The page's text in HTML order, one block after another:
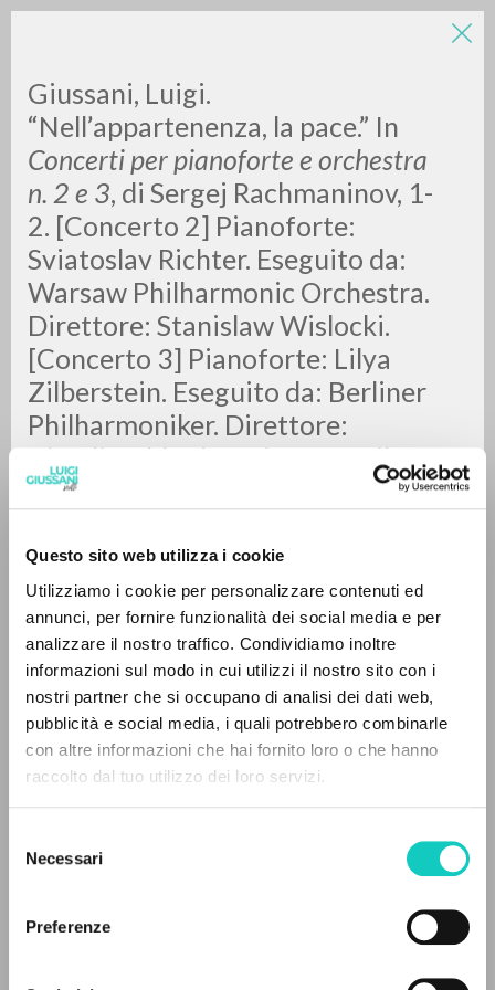
Questo sito web utilizza i cookie
Utilizziamo i cookie per personalizzare contenuti ed
annunci, per fornire funzionalità dei social media e per
analizzare il nostro traffico. Condividiamo inoltre
informazioni sul modo in cui utilizzi il nostro sito con i
nostri partner che si occupano di analisi dei dati web,
pubblicità e social media, i quali potrebbero combinarle
con altre informazioni che hai fornito loro o che hanno
raccolto dal tuo utilizzo dei loro servizi.
delNecessari
Preferenze
Giussani, Luigi.
“Nell’appartenenza, la pace.” In
Concerti per pianoforte e orchestra
n. 2 e 3, di Sergej Rachmaninov, 1-
2. [Concerto 2] Pianoforte:
Sviatoslav Richter. Eseguito da:
Warsaw Philharmonic Orchestra.
Direttore: Stanislaw Wislocki.
[Concerto 3] Pianoforte: Lilya
Zilberstein. Eseguito da: Berliner
Philharmoniker. Direttore:
Claudio Abbado. Spirto Gentil, 8.
[S.l.]: Deutsche Grammophon,
Giussani Luigi
LUIGI
GIUSSANI
scritti
0DOCUMENTI TROVATI
RISULTATI SUCCESSIVI